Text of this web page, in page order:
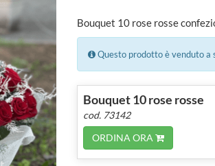
Bouquet 10 rose rosse
Questo prodotto è venduto a
Bouquet 10 rose rosse
cod. 73142
ORDINA ORA